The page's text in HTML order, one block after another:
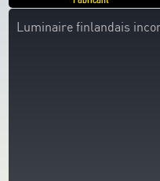
Luminaire finlandais